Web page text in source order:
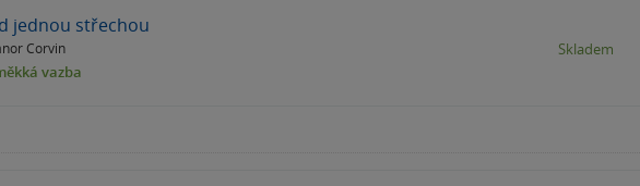
jednou střechou
Corvin
vazba
Skladem